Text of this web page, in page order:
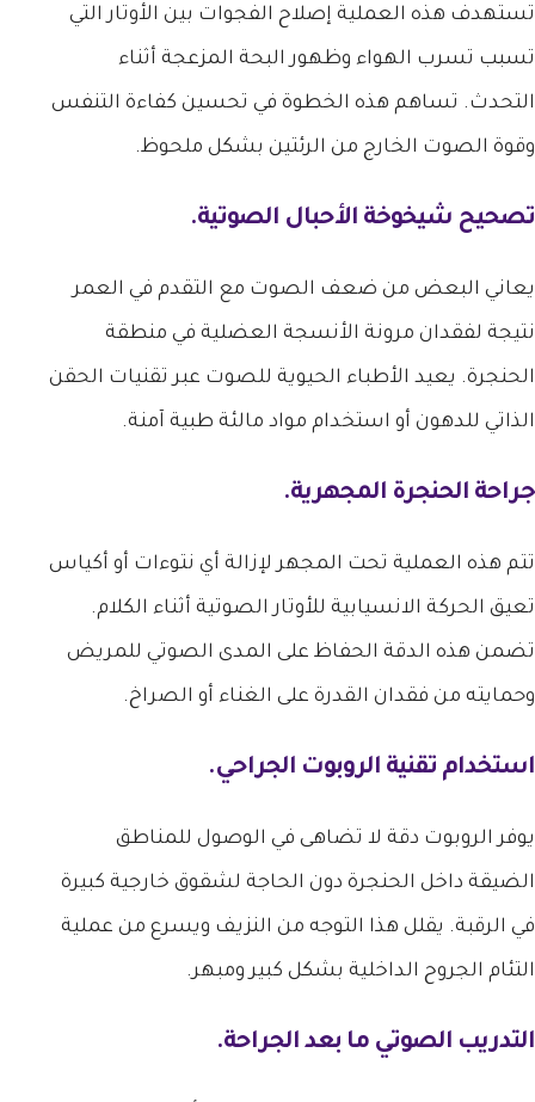
تستهدف هذه العملية إصلاح الفجوات بين الأوتار التي
تسبب تسرب الهواء وظهور البحة المزعجة أثناء
التحدث. تساهم هذه الخطوة في تحسين كفاءة التنفس
وقوة الصوت الخارج من الرئتين بشكل ملحوظ.
تصحيح شيخوخة الأحبال الصوتية.
يعاني البعض من ضعف الصوت مع التقدم في العمر
نتيجة لفقدان مرونة الأنسجة العضلية في منطقة
الحنجرة. يعيد الأطباء الحيوية للصوت عبر تقنيات الحقن
الذاتي للدهون أو استخدام مواد مالئة طبية آمنة.
جراحة الحنجرة المجهرية.
تتم هذه العملية تحت المجهر لإزالة أي نتوءات أو أكياس
تعيق الحركة الانسيابية للأوتار الصوتية أثناء الكلام.
تضمن هذه الدقة الحفاظ على المدى الصوتي للمريض
وحمايته من فقدان القدرة على الغناء أو الصراخ.
استخدام تقنية الروبوت الجراحي.
يوفر الروبوت دقة لا تضاهى في الوصول للمناطق
الضيقة داخل الحنجرة دون الحاجة لشقوق خارجية كبيرة
في الرقبة. يقلل هذا التوجه من النزيف ويسرع من عملية
التئام الجروح الداخلية بشكل كبير ومبهر.
التدريب الصوتي ما بعد الجراحة.